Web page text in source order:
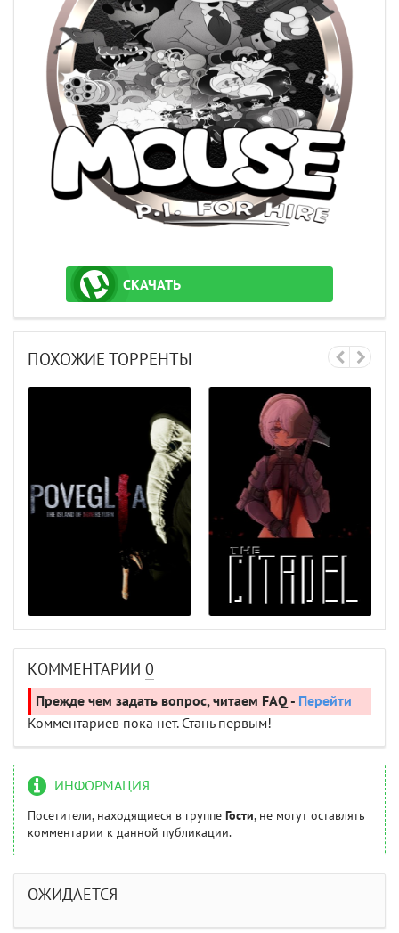
СКАЧАТЬ
ТОРРЕНТ
ПОХОЖИЕ ТОРРЕНТЫ
КОММЕНТАРИИ 0
Прежде чем задать вопрос, читаем FAQ - Перейти
Комментариев пока нет. Стань первым!
ИНФОРМАЦИЯ
Посетители, находящиеся в группе Гости, не могут оставлять
комментарии к данной публикации.
ОЖИДАЕТСЯ